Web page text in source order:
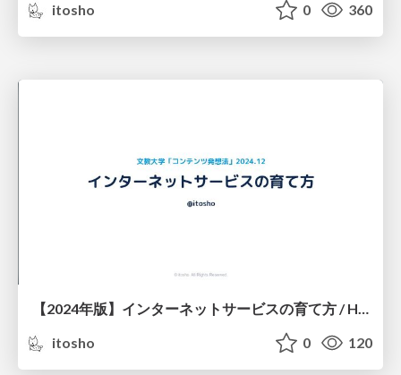
itosho
0 360
【2024年版】インターネットサービスの育て方 / How to Grow and Scale Internet Services
itosho
0 120